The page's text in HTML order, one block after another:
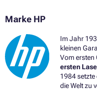
Marke HP
Im Jahr
kleinen
Vom ersten
ersten
1984
die Welt zu